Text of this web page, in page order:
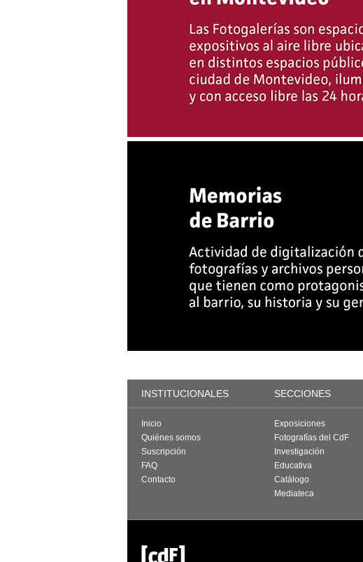
INSTITUCIONALES SECCIONES
Inicio
Quiénes somos
Suscripción
FAQ
Contacto
Exposiciones
Fotografías del CdF
Investigación
Educativa
Catálogo
Mediateca